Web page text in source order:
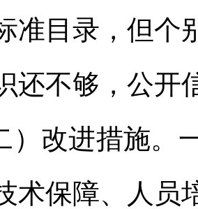
准目录，但个
还不够，公开
）改进措施
术保障、人员